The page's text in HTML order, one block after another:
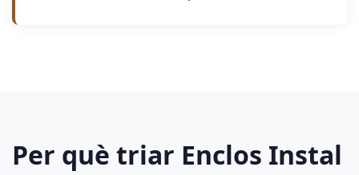
Per què triar Enclos Instal